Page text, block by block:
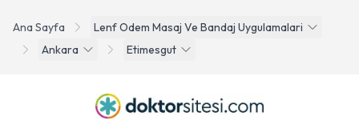
Ana Sayfa
Lenf Odem Masaj Ve Bandaj Uygulamalari
Ankara
Etimesgut